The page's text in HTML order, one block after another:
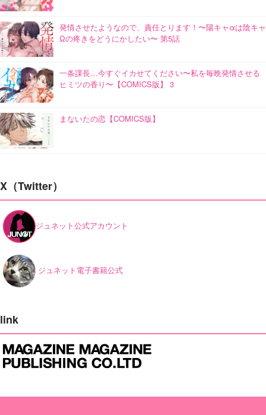
発情させたようなので、責任とります！〜陽キャαは陰キャ
Ωの疼きをどうにかしたい〜 第5話
一条課長…今すぐイカせてください〜私を毎晩発情させる
ヒミツの香り〜【COMICS版】 3
まないたの恋【COMICS版】
X（Twitter）
ジュネット公式アカウント
ジュネット電子書籍公式
link